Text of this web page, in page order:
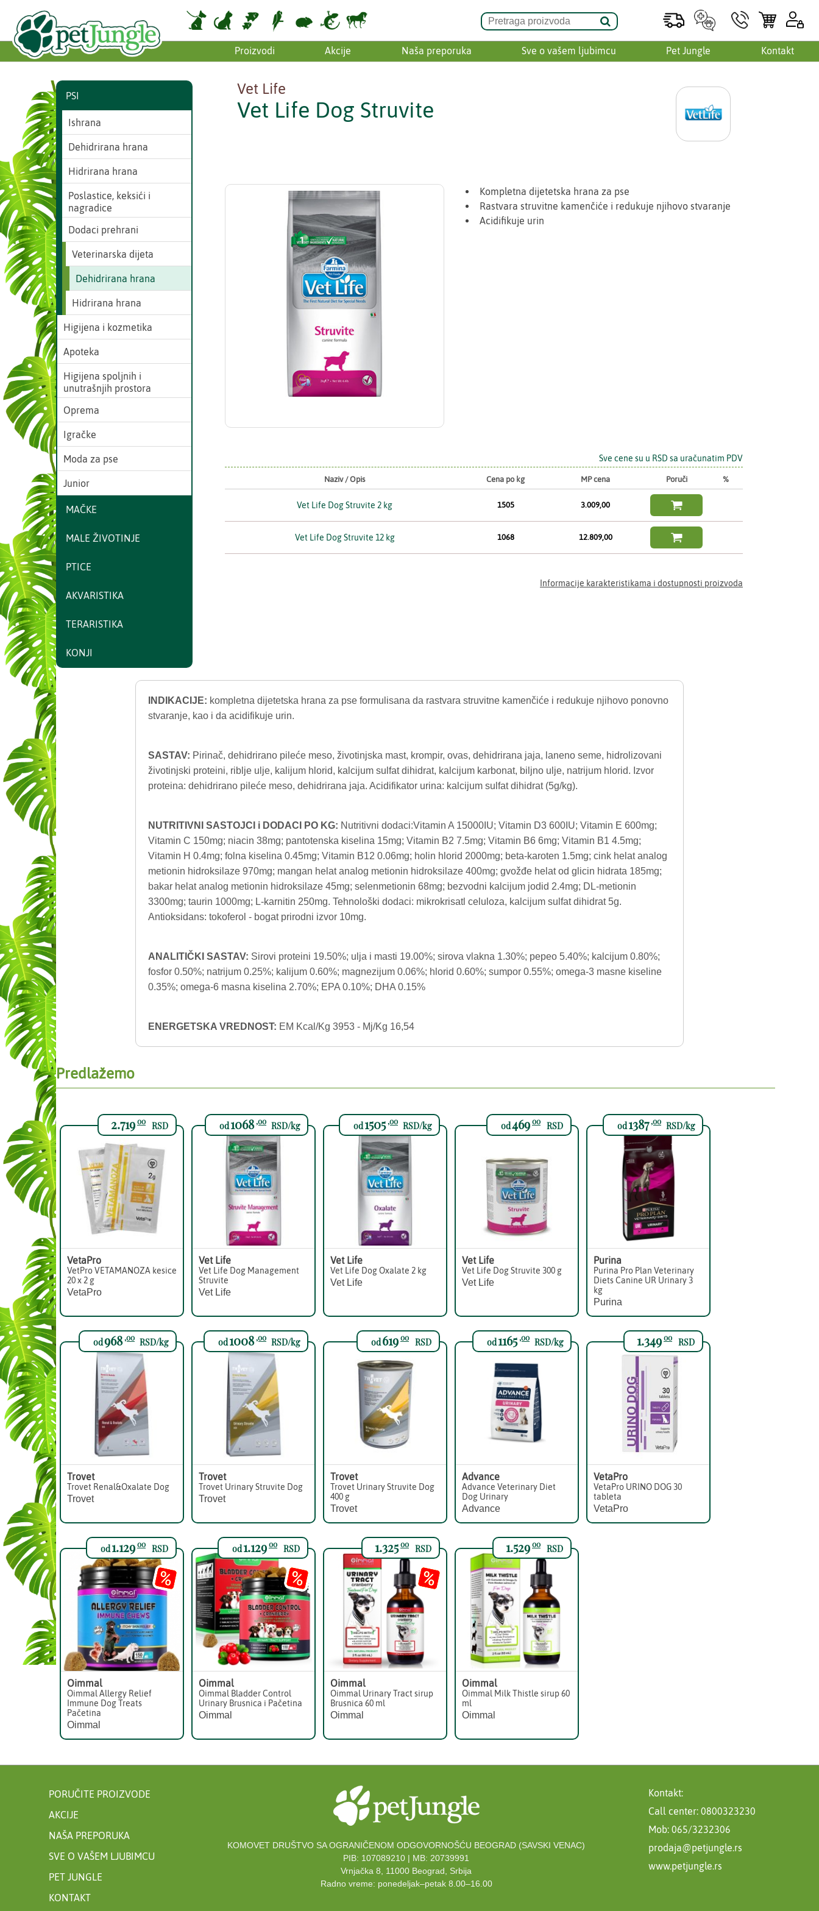
Proizvodi Akcije Naša preporuka Sve o vašem ljubimcu Pet Jungle Kontakt
Vet Life
Vet Life Dog Struvite
Kompletna dijetetska hrana za pse
Rastvara struvitne kamenčiće i redukuje njihovo stvaranje
Acidifikuje urin
Sve cene su u RSD sa uračunatim PDV
Naziv / Opis Cena po kg MP cena Poruči %
Vet Life Dog Struvite 2 kg 1505 3.009,00 
Vet Life Dog Struvite 12 kg 1068 12.809,00 
Informacije karakteristikama i dostupnosti proizvoda
INDIKACIJE: kompletna dijetetska hrana za pse formulisana da rastvara struvitne kamenčiće i redukuje njihovo ponovno
stvaranje, kao i da acidifikuje urin.
SASTAV: Pirinač, dehidrirano pileće meso, životinjska mast, krompir, ovas, dehidrirana jaja, laneno seme, hidrolizovani
životinjski proteini, riblje ulje, kalijum hlorid, kalcijum sulfat dihidrat, kalcijum karbonat, biljno ulje, natrijum hlorid. Izvor
proteina: dehidrirano pileće meso, dehidrirana jaja. Acidifikator urina: kalcijum sulfat dihidrat (5g/kg).
NUTRITIVNI SASTOJCI i DODACI PO KG: Nutritivni dodaci:Vitamin A 15000IU; Vitamin D3 600IU; Vitamin E 600mg;
Vitamin C 150mg; niacin 38mg; pantotenska kiselina 15mg; Vitamin B2 7.5mg; Vitamin B6 6mg; Vitamin B1 4.5mg;
Vitamin H 0.4mg; folna kiselina 0.45mg; Vitamin B12 0.06mg; holin hlorid 2000mg; beta-karoten 1.5mg; cink helat analog
metionin hidroksilaze 970mg; mangan helat analog metionin hidroksilaze 400mg; gvožđe helat od glicin hidrata 185mg;
bakar helat analog metionin hidroksilaze 45mg; selenmetionin 68mg; bezvodni kalcijum jodid 2.4mg; DL-metionin
3300mg; taurin 1000mg; L-karnitin 250mg. Tehnološki dodaci: mikrokrisatl celuloza, kalcijum sulfat dihidrat 5g.
Antioksidans: tokoferol - bogat prirodni izvor 10mg.
ANALITIČKI SASTAV: Sirovi proteini 19.50%; ulja i masti 19.00%; sirova vlakna 1.30%; pepeo 5.40%; kalcijum 0.80%;
fosfor 0.50%; natrijum 0.25%; kalijum 0.60%; magnezijum 0.06%; hlorid 0.60%; sumpor 0.55%; omega-3 masne kiseline
0.35%; omega-6 masna kiselina 2.70%; EPA 0.10%; DHA 0.15%
ENERGETSKA VREDNOST: EM Kcal/Kg 3953 - Mj/Kg 16,54
Predlažemo
2.71900 RSD
VetaPro
VetPro VETAMANOZA kesice
20 x 2 g
VetaPro
od1068,00 RSD/kg
Vet Life
Vet Life Dog Management
Struvite
Vet Life
od1505,00 RSD/kg
Vet Life
Vet Life Dog Oxalate 2 kg
Vet Life
od46900 RSD
Vet Life
Vet Life Dog Struvite 300 g
Vet Life
od1387,00 RSD/kg
Purina
Purina Pro Plan Veterinary
Diets Canine UR Urinary 3
kg
Purina
od968,00 RSD/kg
Trovet
Trovet Renal&Oxalate Dog
Trovet
od1008,00 RSD/kg
Trovet
Trovet Urinary Struvite Dog
Trovet
od61900 RSD
Trovet
Trovet Urinary Struvite Dog
400 g
Trovet
od1165,00 RSD/kg
Advance
Advance Veterinary Diet
Dog Urinary
Advance
1.34900 RSD
VetaPro
VetaPro URINO DOG 30
tableta
VetaPro
od1.12900 RSD
Oimmal
Oimmal Allergy Relief
Immune Dog Treats
Pačetina
Oimmal
od1.12900 RSD
Oimmal
Oimmal Bladder Control
Urinary Brusnica i Pačetina
Oimmal
1.32500 RSD
Oimmal
Oimmal Urinary Tract sirup
Brusnica 60 ml
Oimmal
1.52900 RSD
Oimmal
Oimmal Milk Thistle sirup 60
ml
Oimmal
PSI
Ishrana
Dehidrirana hrana
Hidrirana hrana
Poslastice, keksići i
nagradice
Dodaci prehrani
Veterinarska dijeta
Dehidrirana hrana
Hidrirana hrana
Higijena i kozmetika
Apoteka
Higijena spoljnih i
unutrašnjih prostora
Oprema
Igračke
Moda za pse
Junior
MAČKE
MALE ŽIVOTINJE
PTICE
AKVARISTIKA
TERARISTIKA
KONJI
PORUČITE PROIZVODE
AKCIJE
NAŠA PREPORUKA
SVE O VAŠEM LJUBIMCU
PET JUNGLE
KONTAKT
KOMOVET DRUŠTVO SA OGRANIČENOM ODGOVORNOŠĆU BEOGRAD (SAVSKI VENAC)
PIB: 107089210 | MB: 20739991
Vrnjačka 8, 11000 Beograd, Srbija
Radno vreme: ponedeljak–petak 8.00–16.00
Kontakt:
Call center: 0800323230
Mob: 065/3232306
prodaja@petjungle.rs
www.petjungle.rs